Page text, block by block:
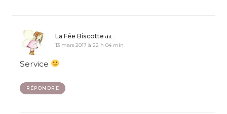
La Fée Biscotte dit :
13 mars 2017 à 22 h 04 min
Service
RÉPONDRE